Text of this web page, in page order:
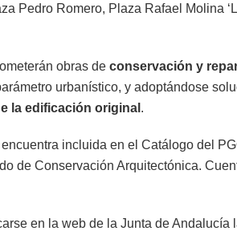
Pedro Romero, Plaza Rafael Molina
obras de conservación y
urbanístico, y adoptándose
la edificación original .
incluida en el Catálogo del
de Conservación Arquitectónica.
en la web de la Junta de